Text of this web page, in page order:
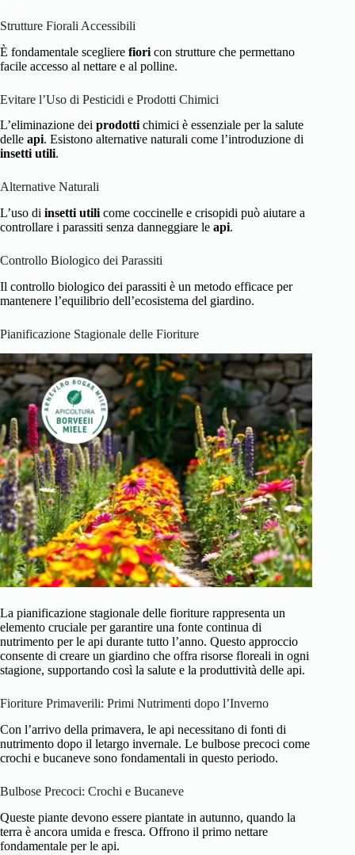
Strutture Fiorali Accessibili
È fondamentale scegliere fiori con strutture che permettano
facile accesso al nettare e al polline.
Evitare l’Uso di Pesticidi e Prodotti Chimici
L’eliminazione dei prodotti chimici è essenziale per la salute
delle api. Esistono alternative naturali come l’introduzione di
insetti utili.
Alternative Naturali
L’uso di insetti utili come coccinelle e crisopidi può aiutare a
controllare i parassiti senza danneggiare le api.
Controllo Biologico dei Parassiti
Il controllo biologico dei parassiti è un metodo efficace per
mantenere l’equilibrio dell’ecosistema del giardino.
Pianificazione Stagionale delle Fioriture
La pianificazione stagionale delle fioriture rappresenta un
elemento cruciale per garantire una fonte continua di
nutrimento per le api durante tutto l’anno. Questo approccio
consente di creare un giardino che offra risorse floreali in ogni
stagione, supportando così la salute e la produttività delle api.
Fioriture Primaverili: Primi Nutrimenti dopo l’Inverno
Con l’arrivo della primavera, le api necessitano di fonti di
nutrimento dopo il letargo invernale. Le bulbose precoci come
crochi e bucaneve sono fondamentali in questo periodo.
Bulbose Precoci: Crochi e Bucaneve
Queste piante devono essere piantate in autunno, quando la
terra è ancora umida e fresca. Offrono il primo nettare
fondamentale per le api.